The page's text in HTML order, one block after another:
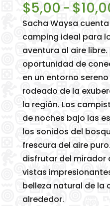
$5,00 - $
Sacha Waysa
camping ideal para
aventura al aire
oportunidad de
en un entorno
rodeado de la
la región. Los
de noches bajo las
los sonidos del
frescura del aire
disfrutar del mirador
vistas
belleza natural de la
alrededor.